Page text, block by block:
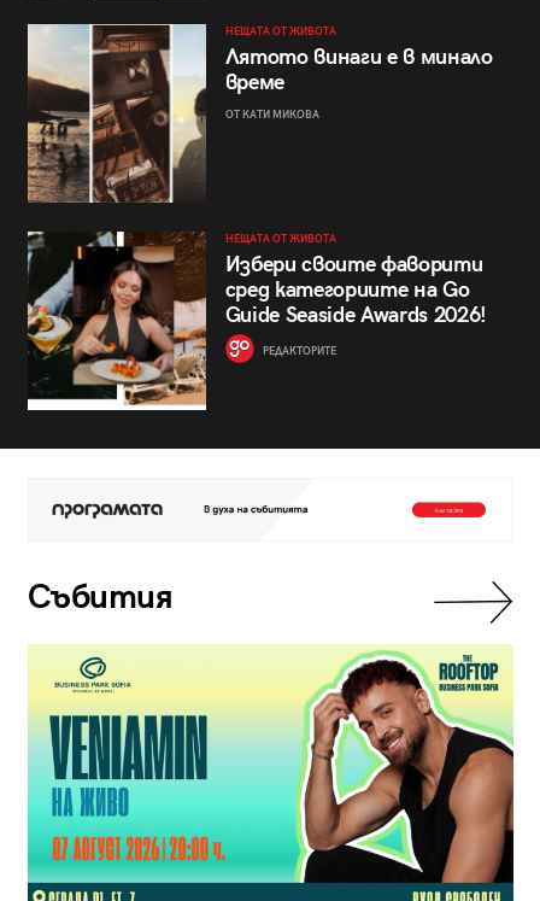
НЕЩАТА ОТ ЖИВОТА
Лятото винаги е в минало
време
ОТ КАТИ МИКОВА
НЕЩАТА ОТ ЖИВОТА
Избери своите фаворити
сред категориите на Go
Guide Seaside Awards 2026!
РЕДАКТОРИТЕ
Събития